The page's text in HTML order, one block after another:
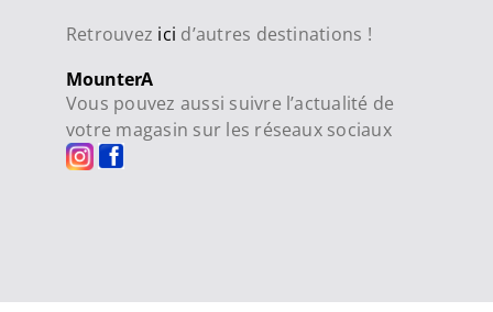
Retrouvez ici d’autres destinations !
MounterA
Vous pouvez aussi suivre l’actualité de
votre magasin sur les réseaux sociaux